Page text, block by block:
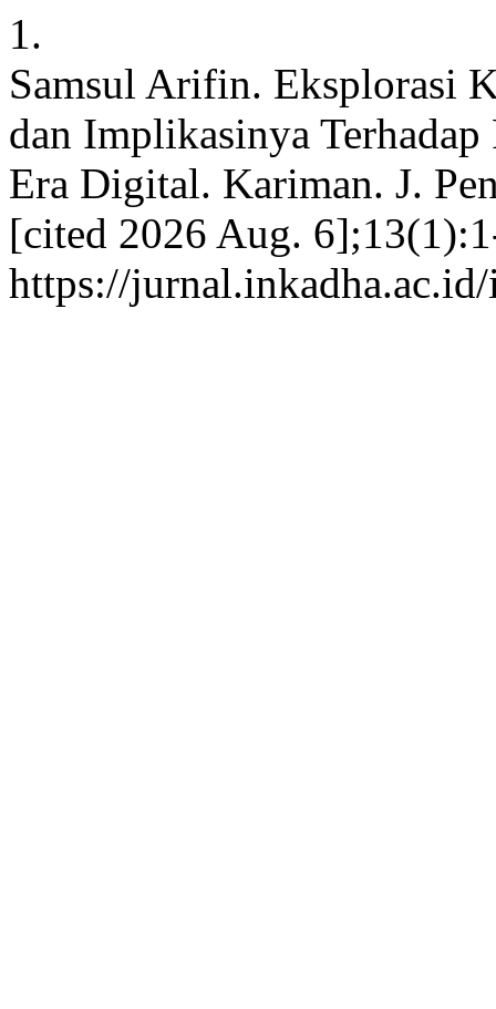
1.
Samsul Arifin. Eksplorasi
dan Implikasinya
Era Digital. Kariman. J.
[cited 2026 Aug.
https://